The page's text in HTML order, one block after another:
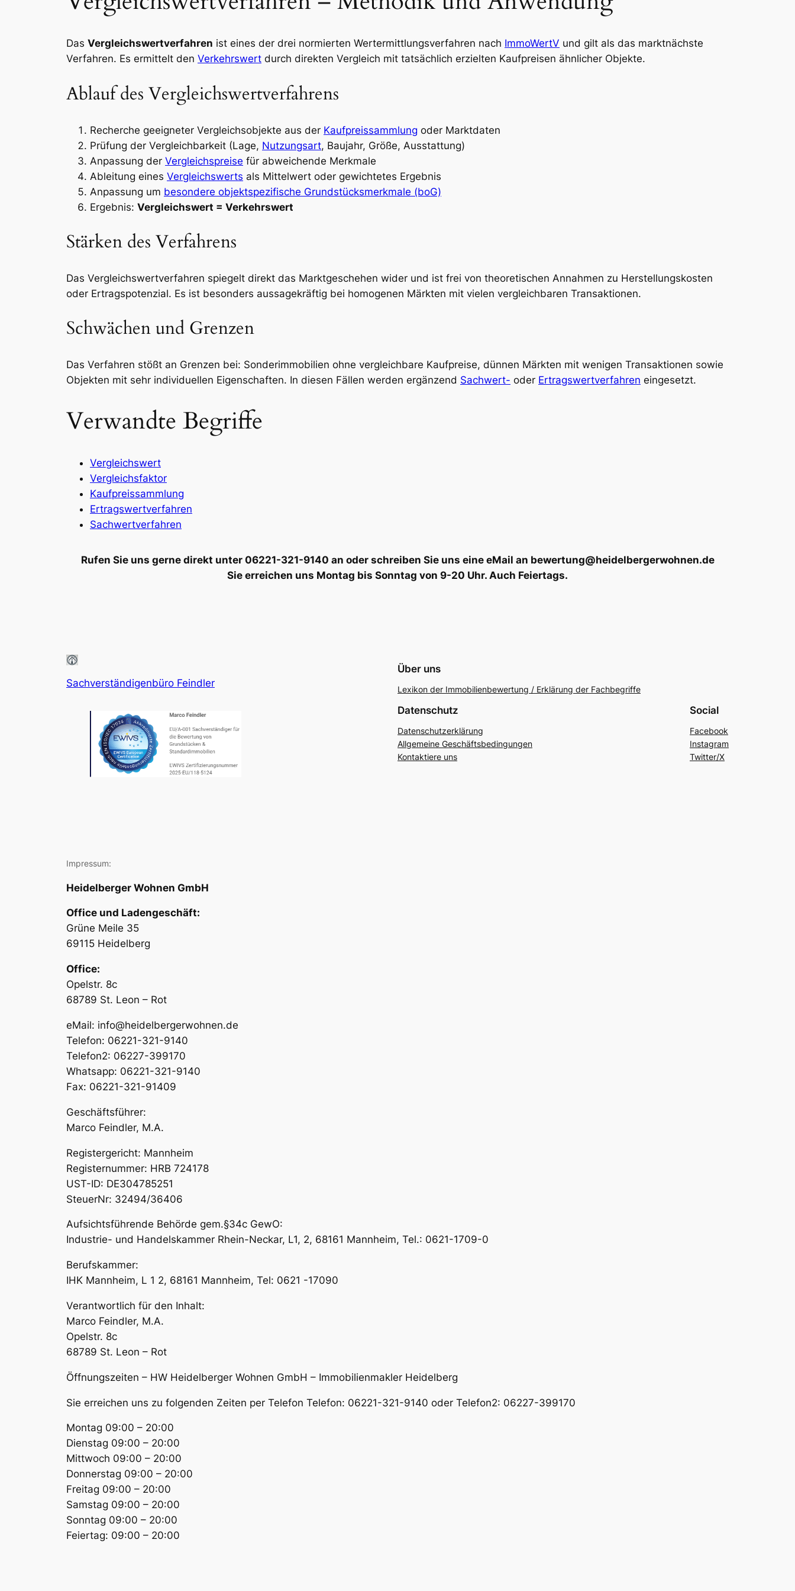
Das Vergleichswertverfahren ist eines der drei normierten Wertermittlungsverfahren nach ImmoWertV und gilt als das marktnächste
Verfahren. Es ermittelt den Verkehrswert durch direkten Vergleich mit tatsächlich erzielten Kaufpreisen ähnlicher Objekte.
Ablauf des Vergleichswertverfahrens
Recherche geeigneter Vergleichsobjekte aus der Kaufpreissammlung oder Marktdaten
Prüfung der Vergleichbarkeit (Lage, Nutzungsart, Baujahr, Größe, Ausstattung)
Anpassung der Vergleichspreise für abweichende Merkmale
Ableitung eines Vergleichswerts als Mittelwert oder gewichtetes Ergebnis
Anpassung um besondere objektspezifische Grundstücksmerkmale (boG)
Ergebnis: Vergleichswert = Verkehrswert
Stärken des Verfahrens
Das Vergleichswertverfahren spiegelt direkt das Marktgeschehen wider und ist frei von theoretischen Annahmen zu Herstellungskosten
oder Ertragspotenzial. Es ist besonders aussagekräftig bei homogenen Märkten mit vielen vergleichbaren Transaktionen.
Schwächen und Grenzen
Das Verfahren stößt an Grenzen bei: Sonderimmobilien ohne vergleichbare Kaufpreise, dünnen Märkten mit wenigen Transaktionen sowie
Objekten mit sehr individuellen Eigenschaften. In diesen Fällen werden ergänzend Sachwert- oder Ertragswertverfahren eingesetzt.
Verwandte Begriffe
Vergleichswert
Vergleichsfaktor
Kaufpreissammlung
Ertragswertverfahren
Sachwertverfahren
Rufen Sie uns gerne direkt unter 06221-321-9140 an oder schreiben Sie uns eine eMail an bewertung@heidelbergerwohnen.de
Sie erreichen uns Montag bis Sonntag von 9-20 Uhr. Auch Feiertags.
Sachverständigenbüro Feindler
Über uns
Lexikon der Immobilienbewertung / Erklärung der Fachbegriffe
Datenschutz
Datenschutzerklärung
Allgemeine Geschäftsbedingungen
Kontaktiere uns
Social
Facebook
Instagram
Twitter/X
Impressum:
Heidelberger Wohnen GmbH
Office und Ladengeschäft:
Grüne Meile 35
69115 Heidelberg
Office:
Opelstr. 8c
68789 St. Leon – Rot
eMail: info@heidelbergerwohnen.de
Telefon: 06221-321-9140
Telefon2: 06227-399170
Whatsapp: 06221-321-9140
Fax: 06221-321-91409
Geschäftsführer:
Marco Feindler, M.A.
Registergericht: Mannheim
Registernummer: HRB 724178
UST-ID: DE304785251
SteuerNr: 32494/36406
Aufsichtsführende Behörde gem.§34c GewO:
Industrie- und Handelskammer Rhein-Neckar, L1, 2, 68161 Mannheim, Tel.: 0621-1709-0
Berufskammer:
IHK Mannheim, L 1 2, 68161 Mannheim, Tel: 0621 -17090
Verantwortlich für den Inhalt:
Marco Feindler, M.A.
Opelstr. 8c
68789 St. Leon – Rot
Öffnungszeiten – HW Heidelberger Wohnen GmbH – Immobilienmakler Heidelberg
Sie erreichen uns zu folgenden Zeiten per Telefon Telefon: 06221-321-9140 oder Telefon2: 06227-399170
Montag 09:00 – 20:00
Dienstag 09:00 – 20:00
Mittwoch 09:00 – 20:00
Donnerstag 09:00 – 20:00
Freitag 09:00 – 20:00
Samstag 09:00 – 20:00
Sonntag 09:00 – 20:00
Feiertag: 09:00 – 20:00